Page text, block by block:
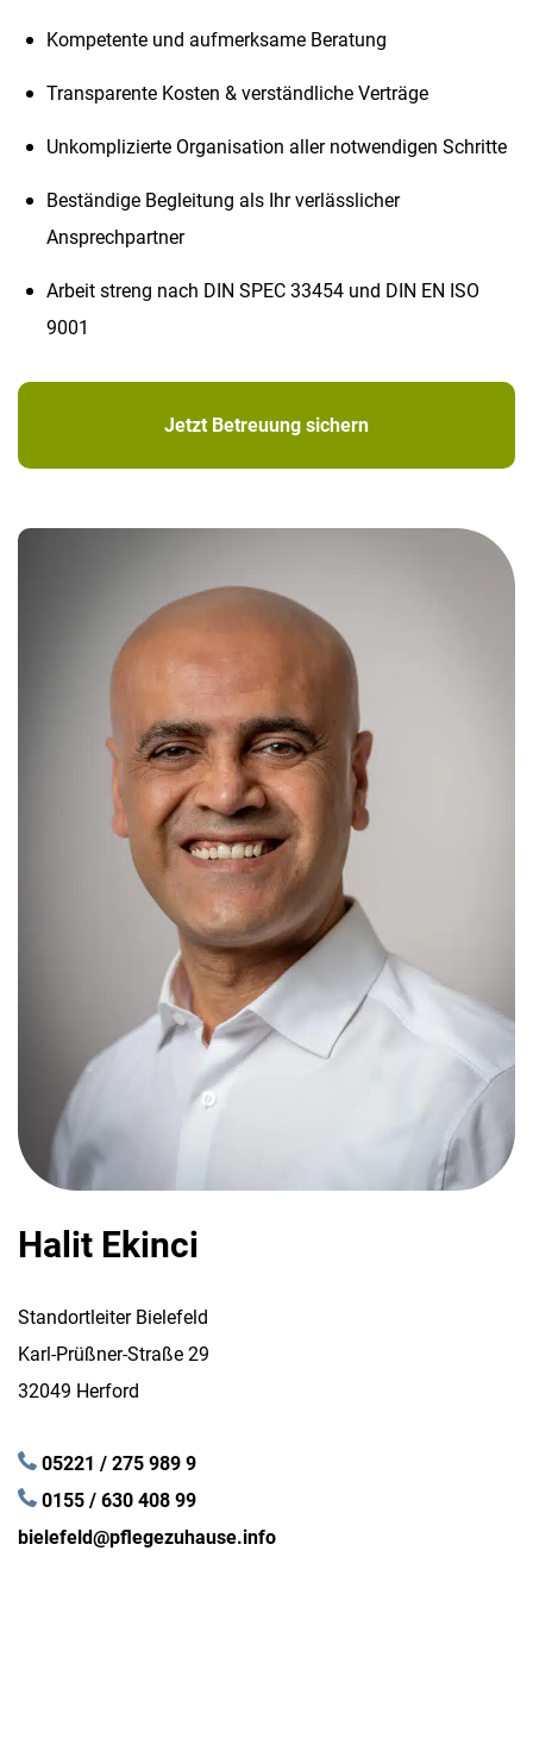
Kompetente und aufmerksame Beratung
Transparente Kosten & verständliche Verträge
Unkomplizierte Organisation aller notwendigen Schritte
Beständige Begleitung als Ihr verlässlicher
Ansprechpartner
Arbeit streng nach DIN SPEC 33454 und DIN EN ISO
9001
Jetzt Betreuung sichern
Halit Ekinci
Standortleiter Bielefeld
Karl-Prüßner-Straße 29
32049 Herford
05221 / 275 989 9
0155 / 630 408 99
bielefeld@pflegezuhause.info